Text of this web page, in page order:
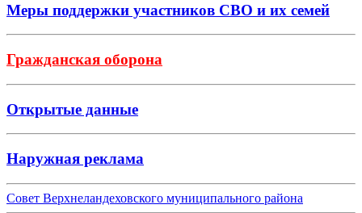
Меры поддержки участников СВО и их семей
Гражданская оборона
Открытые данные
Наружная реклама
Совет Верхнеландеховского муниципального района